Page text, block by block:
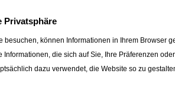
Privatsphäre
besuchen, können Informationen in Ihrem Browser
Informationen, die sich auf Sie, Ihre Präferenzen
dazu verwendet, die Website so zu